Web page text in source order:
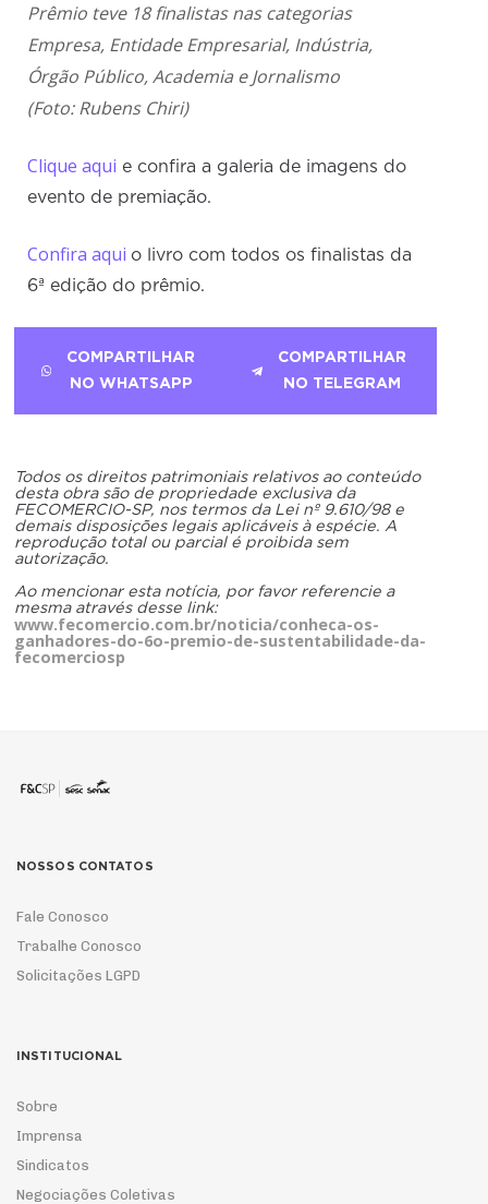
Prêmio teve 18 finalistas nas categorias
Empresa, Entidade Empresarial, Indústria,
Órgão Público, Academia e Jornalismo
(Foto: Rubens Chiri)
Clique aqui e confira a galeria de imagens do
evento de premiação.
Confira aqui o livro com todos os finalistas da
6ª edição do prêmio.
COMPARTILHAR
NO WHATSAPP
COMPARTILHAR
NO TELEGRAM
Todos os direitos patrimoniais relativos ao conteúdo
desta obra são de propriedade exclusiva da
FECOMERCIO-SP, nos termos da Lei nº 9.610/98 e
demais disposições legais aplicáveis à espécie. A
reprodução total ou parcial é proibida sem
autorização.
Ao mencionar esta notícia, por favor referencie a
mesma através desse link:
www.fecomercio.com.br/noticia/conheca-os-
ganhadores-do-6o-premio-de-sustentabilidade-da-
fecomerciosp
NOSSOS CONTATOS
Fale Conosco
Trabalhe Conosco
Solicitações LGPD
INSTITUCIONAL
Sobre
Imprensa
Sindicatos
Negociações Coletivas